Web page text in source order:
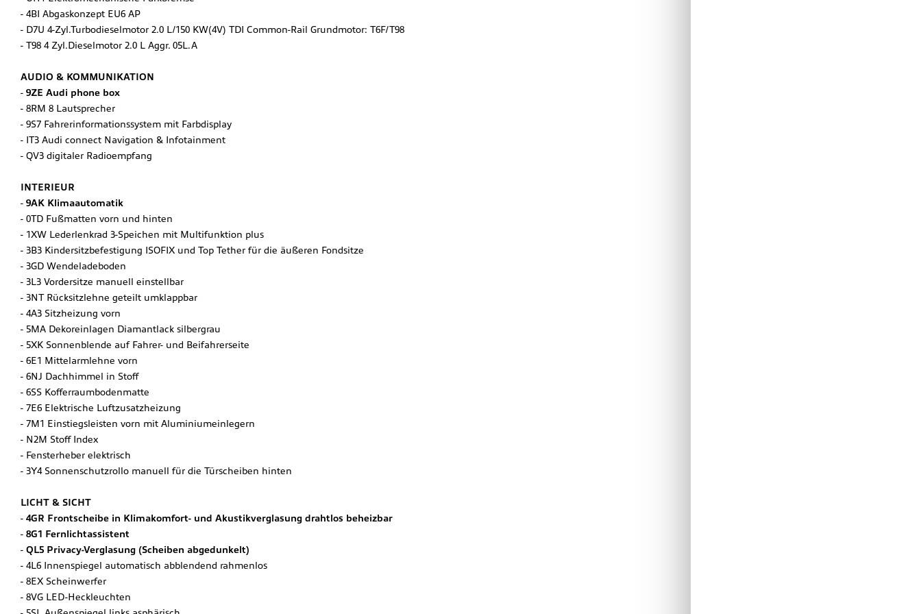
4BI Abgaskonzept EU6 AP
D7U 4-Zyl.Turbodieselmotor 2.0 L/150 KW(4V) TDI Common-Rail Grundmotor: T6F/T98
T98 4 Zyl.Dieselmotor 2.0 L Aggr. 05L.A
AUDIO & KOMMUNIKATION
9ZE Audi phone box
8RM 8 Lautsprecher
9S7 Fahrerinformationssystem mit Farbdisplay
IT3 Audi connect Navigation & Infotainment
QV3 digitaler Radioempfang
INTERIEUR
9AK Klimaautomatik
0TD Fußmatten vorn und hinten
1XW Lederlenkrad 3-Speichen mit Multifunktion plus
3B3 Kindersitzbefestigung ISOFIX und Top Tether für die äußeren Fondsitze
3GD Wendeladeboden
3L3 Vordersitze manuell einstellbar
3NT Rücksitzlehne geteilt umklappbar
4A3 Sitzheizung vorn
5MA Dekoreinlagen Diamantlack silbergrau
5XK Sonnenblende auf Fahrer- und Beifahrerseite
6E1 Mittelarmlehne vorn
6NJ Dachhimmel in Stoff
6SS Kofferraumbodenmatte
7E6 Elektrische Luftzusatzheizung
7M1 Einstiegsleisten vorn mit Aluminiumeinlegern
N2M Stoff Index
Fensterheber elektrisch
3Y4 Sonnenschutzrollo manuell für die Türscheiben hinten
LICHT & SICHT
4GR Frontscheibe in Klimakomfort- und Akustikverglasung drahtlos beheizbar
8G1 Fernlichtassistent
QL5 Privacy-Verglasung (Scheiben abgedunkelt)
4L6 Innenspiegel automatisch abblendend rahmenlos
8EX Scheinwerfer
8VG LED-Heckleuchten